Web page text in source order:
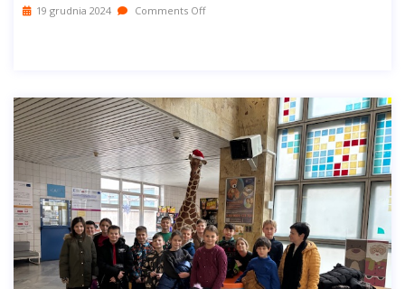
19 grudnia 2024 Comments Off